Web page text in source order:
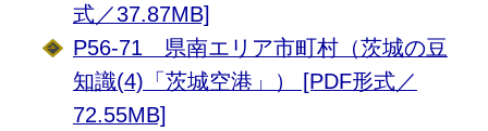
式／37.87MB]
P56-71 県南エリア市町村（茨城の豆
知識(4)「茨城空港」） [PDF形式／
72.55MB]